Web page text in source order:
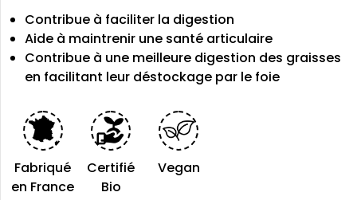
Contribue à faciliter la digestion
Aide à maintrenir une santé articulaire
Contribue à une meilleure digestion des graisses
en facilitant leur déstockage par le foie
Fabriqué
en France
Certifié
Bio
Vegan